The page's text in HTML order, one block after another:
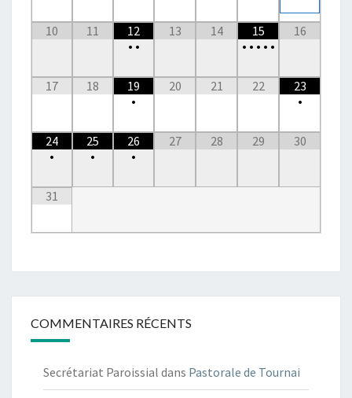
10 11
12
• •
13 14
15
• • • • •
16
17 18
19
•
20 21 22
23
•
24
•
25
•
26
•
27 28 29 30
31
COMMENTAIRES RÉCENTS
Secrétariat Paroissial dans Pastorale de Tournai